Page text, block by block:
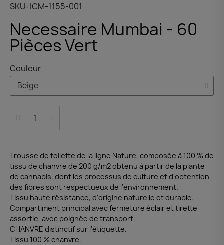
SKU ICM-1155-001
Necessaire Mumbai - 60
Pièces Vert
Couleur
Trousse de toilette de la ligne Nature, composée à 100 % de
tissu de chanvre de 200 g/m2 obtenu à partir de la plante
de cannabis, dont les processus de culture et d'obtention
des fibres sont respectueux de l'environnement.
Tissu haute résistance, d'origine naturelle et durable.
Compartiment principal avec fermeture éclair et tirette
assortie, avec poignée de transport.
CHANVRE distinctif sur l'étiquette.
Tissu 100 % chanvre.